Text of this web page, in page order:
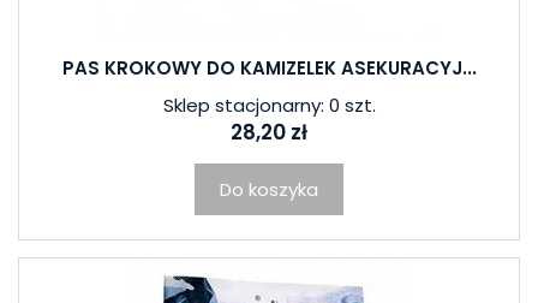
PAS KROKOWY DO KAMIZELEK ASEKURACYJ...
Sklep stacjonarny: 0 szt.
28,20 zł
Do koszyka